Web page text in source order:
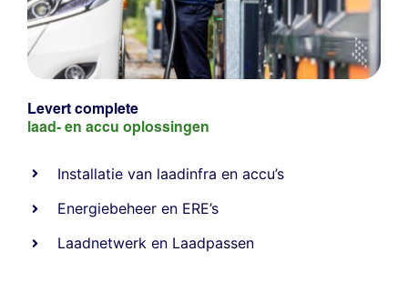
Levert complete
laad- en accu oplossingen
Installatie van laadinfra en accu’s
Energiebeheer en ERE’s
Laadnetwerk en Laadpassen